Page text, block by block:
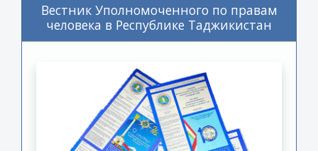
Вестник Уполномоченного по правам
человека в Республике Таджикистан